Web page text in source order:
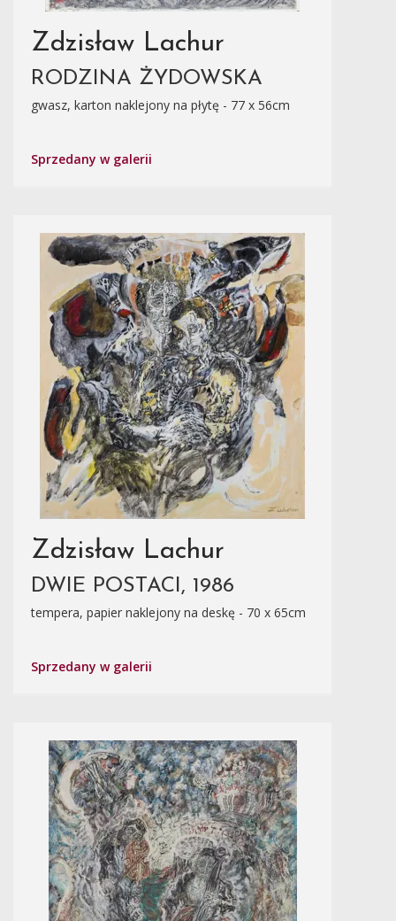
Zdzisław Lachur
RODZINA ŻYDOWSKA
gwasz, karton naklejony na płytę - 77 x 56cm
Sprzedany w galerii
Zdzisław Lachur
DWIE POSTACI, 1986
tempera, papier naklejony na deskę - 70 x 65cm
Sprzedany w galerii